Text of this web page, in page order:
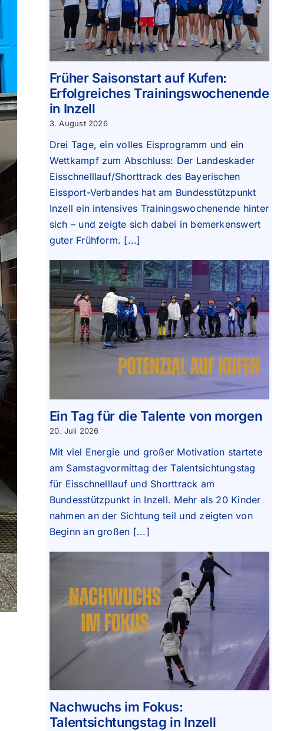
Früher Saisonstart auf Kufen:
Erfolgreiches Trainingswochenende
in Inzell
3. August 2026
Drei Tage, ein volles Eisprogramm und ein
Wettkampf zum Abschluss: Der Landeskader
Eisschnelllauf/Shorttrack des Bayerischen
Eissport-Verbandes hat am Bundesstützpunkt
Inzell ein intensives Trainingswochenende hinter
sich – und zeigte sich dabei in bemerkenswert
guter Frühform. [...]
Ein Tag für die Talente von morgen
20. Juli 2026
Mit viel Energie und großer Motivation startete
am Samstagvormittag der Talentsichtungstag
für Eisschnelllauf und Shorttrack am
Bundesstützpunkt in Inzell. Mehr als 20 Kinder
nahmen an der Sichtung teil und zeigten von
Beginn an großen [...]
Nachwuchs im Fokus:
Talentsichtungstag in Inzell